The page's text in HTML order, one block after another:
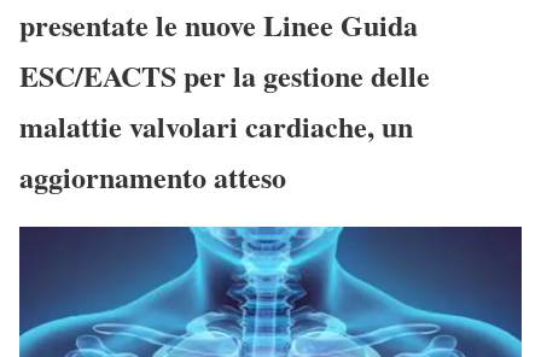
presentate le nuove Linee Guida
ESC/EACTS per la gestione delle
malattie valvolari cardiache, un
aggiornamento atteso